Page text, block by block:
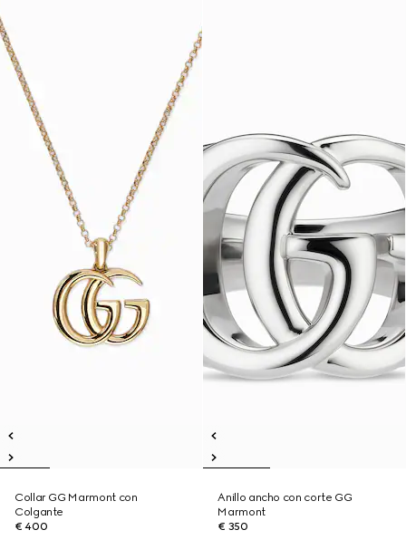
Collar GG Marmont con
Colgante
€ 400
Anillo ancho con corte GG
Marmont
€ 350